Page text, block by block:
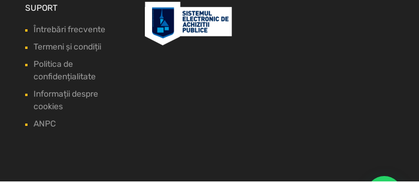
SUPORT
Întrebări frecvente
Termeni și condiții
Politica de
confidențialitate
Informații despre
cookies
ANPC